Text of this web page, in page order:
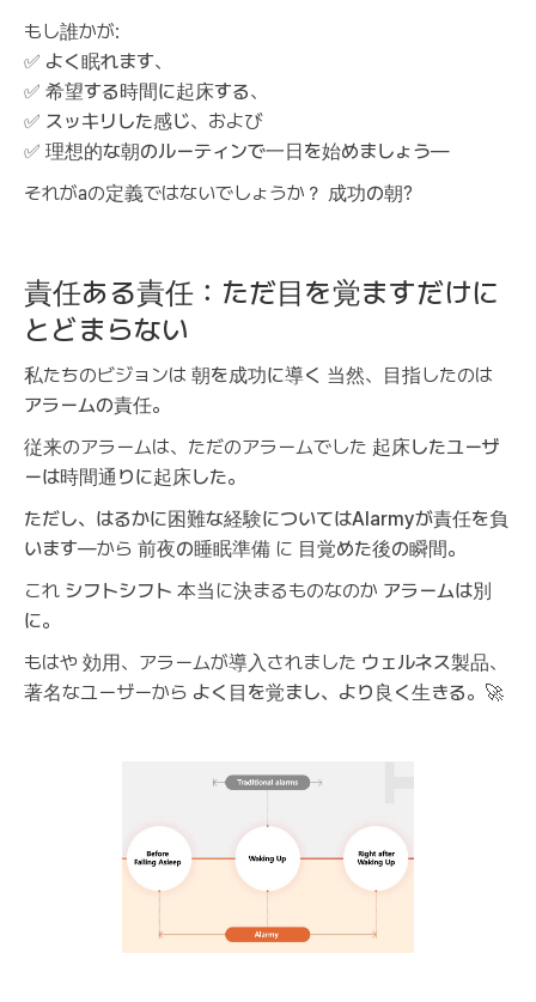
もし誰かが:
✅ よく眠れます、
✅ 希望する時間に起床する、
✅ スッキリした感じ、および
✅ 理想的な朝のルーティンで一日を始めましょう—
それがaの定義ではないでしょうか？ 成功の朝?
責任ある責任：ただ目を覚ますだけに
とどまらない
私たちのビジョンは 朝を成功に導く 当然、目指したのは
アラームの責任。
従来のアラームは、ただのアラームでした 起床したユーザ
ーは時間通りに起床した。
ただし、はるかに困難な経験についてはAlarmyが責任を負
います—から 前夜の睡眠準備 に 目覚めた後の瞬間。
これ シフトシフト 本当に決まるものなのか アラームは別
に。
もはや 効用 、アラームが導入されました ウェルネス製品、
著名なユーザーから よく目を覚まし、より良く生きる。🚀